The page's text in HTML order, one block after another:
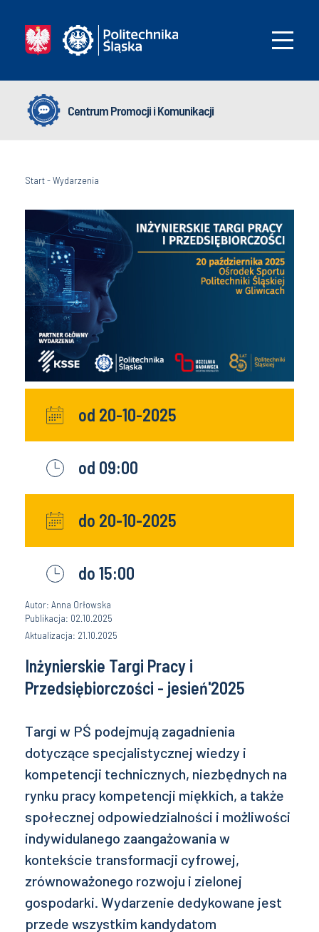
Centrum Promocji i Komunikacji
Start-Wydarzenia
od 20-10-2025
od 09:00
do 20-10-2025
do 15:00
Autor: Anna Orłowska
Publikacja: 02.10.2025
Aktualizacja: 21.10.2025
Inżynierskie Targi Pracy i
Przedsiębiorczości - jesień'2025
Targi w PŚ podejmują zagadnienia
dotyczące specjalistycznej wiedzy i
kompetencji technicznych, niezbędnych na
rynku pracy kompetencji miękkich, a także
społecznej odpowiedzialności i możliwości
indywidulanego zaangażowania w
kontekście transformacji cyfrowej,
zrównoważonego rozwoju i zielonej
gospodarki. Wydarzenie dedykowane jest
przede wszystkim kandydatom